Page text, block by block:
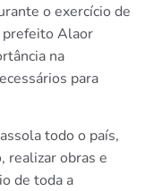
o exercício de
Alaor
na
para
todo o país,
realizar obras e
de toda a